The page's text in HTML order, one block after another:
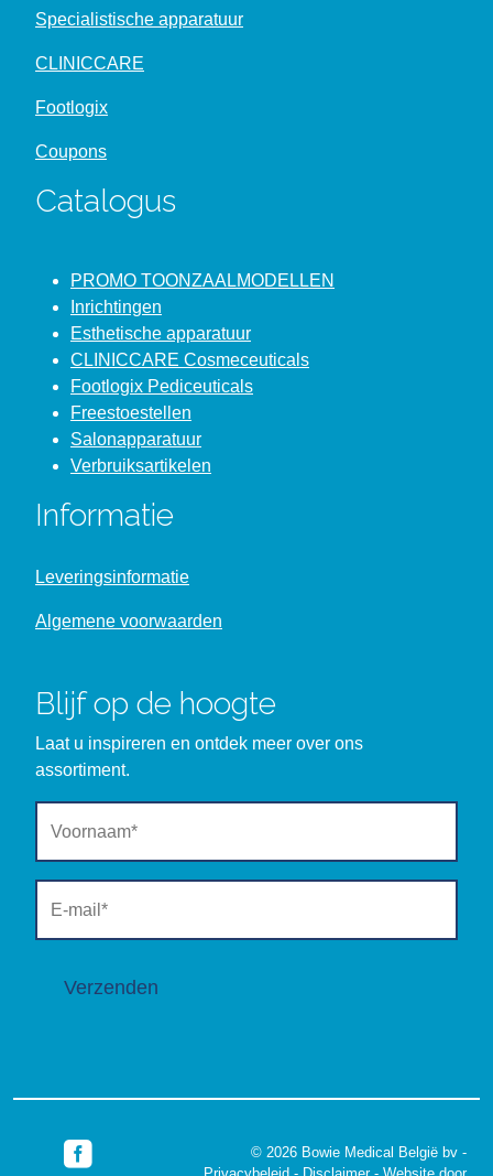
Specialistische apparatuur
CLINICCARE
Footlogix
Coupons
Catalogus
PROMO TOONZAALMODELLEN
Inrichtingen
Esthetische apparatuur
CLINICCARE Cosmeceuticals
Footlogix Pediceuticals
Freestoestellen
Salonapparatuur
Verbruiksartikelen
Informatie
Leveringsinformatie
Algemene voorwaarden
Blijf op de hoogte
Laat u inspireren en ontdek meer over ons
assortiment.
Verzenden
© 2026 Bowie Medical België bv -